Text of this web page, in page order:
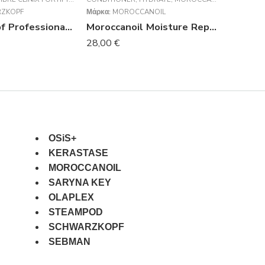
Schwarzkopf Professional Fibre Clinix Fortify Conditioner 250ml
Μάρκα: MOROCCANOIL
Moroccanoil Moisture Repair Conditioner 250ml
28,00 €
OSiS+
KERASTASE
MOROCCANOIL
SARYNA KEY
OLAPLEX
STEAMPOD
SCHWARZKOPF
SEBMAN